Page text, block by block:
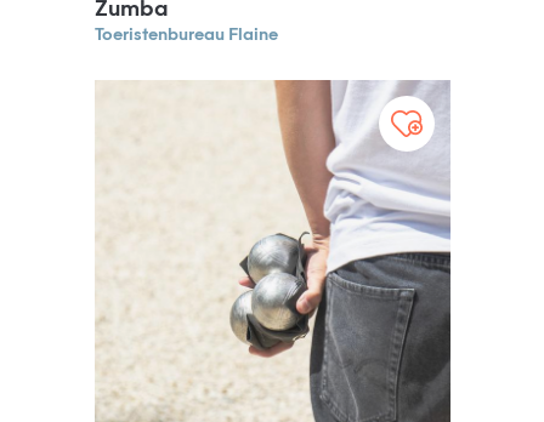
Zumba
Toeristenbureau Flaine